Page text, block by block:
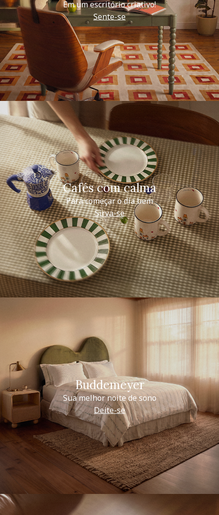
Em um escritório criativo!
Sente-se
Cafés com calma
Para começar o dia bem
Sirva-se
Buddemeyer
Sua melhor noite de sono
Deite-se